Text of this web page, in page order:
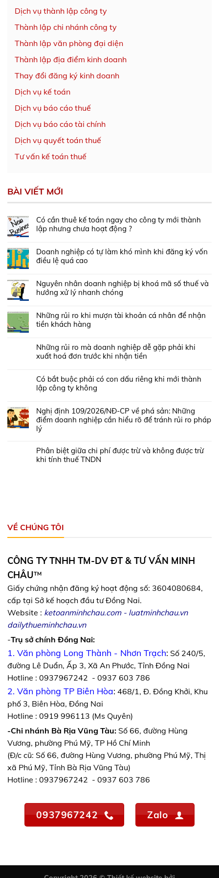
Dịch vụ thành lập công ty
Thành lập chi nhánh công ty
Thành lập văn phòng đại diện
Thành lập địa điểm kinh doanh
Thay đổi đăng ký kinh doanh
Dịch vụ kế toán
Dịch vụ báo cáo thuế
Dịch vụ báo cáo tài chính
Dịch vụ quyết toán thuế
Tư vấn kế toán thuế
BÀI VIẾT MỚI
Có cần thuê kế toán ngay cho công ty mới thành
lập nhưng chưa hoạt động ?
Doanh nghiệp có tự làm khó mình khi đăng ký vốn
điều lệ quá cao
Nguyên nhân doanh nghiệp bị khoá mã số thuế và
hướng xử lý nhanh chóng
Những rủi ro khi mượn tài khoản cá nhân để nhận
tiền khách hàng
Những rủi ro mà doanh nghiệp dễ gặp phải khi
xuất hoá đơn trước khi nhận tiền
Có bắt buộc phải có con dấu riêng khi mới thành
lập công ty không
Nghị định 109/2026/NĐ-CP về phá sản: Những
điểm doanh nghiệp cần hiểu rõ để tránh rủi ro pháp
lý
Phân biệt giữa chi phí được trừ và không được trừ
khi tính thuế TNDN
VỀ CHÚNG TÔI
CÔNG TY TNHH TM-DV ĐT & TƯ VẤN MINH
CHÂU™
Giấy chứng nhận đăng ký hoạt động số: 3604080684,
cấp tại Sở kế hoạch đầu tư Đồng Nai.
Website : ketoanminhchau.com- luatminhchau.vn
dailythueminhchau.vn
-Trụ sở chính Đồng Nai:
1. Văn phòng Long Thành - Nhơn Trạch: Số 240/5,
đường Lê Duẩn, Ấp 3, Xã An Phước, Tỉnh Đồng Nai
Hotline : 0937967242 - 0937 603 786
2. Văn phòng TP Biên Hòa: 468/1, Đ. Đồng Khởi, Khu
phố 3, Biên Hòa, Đồng Nai
Hotline : 0919 996113 (Ms Quyên)
-Chi nhánh Bà Rịa Vũng Tàu: Số 66, đường Hùng
Vương, phường Phú Mỹ, TP Hồ Chí Minh
(Đ/c cũ: Số 66, đường Hùng Vương, phường Phú Mỹ, Thị
xã Phú Mỹ, Tỉnh Bà Rịa Vũng Tàu)
Hotline : 0937967242 - 0937 603 786
0937967242 Zalo